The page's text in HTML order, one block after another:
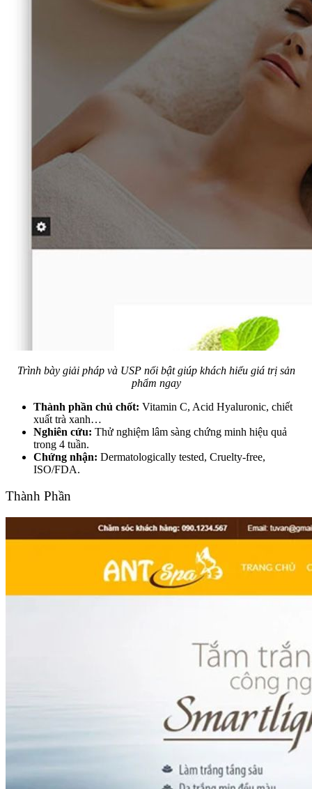
Trình bày giải pháp và USP nổi bật giúp khách hiểu giá trị sản
phẩm ngay
Thành phần chủ chốt: Vitamin C, Acid Hyaluronic, chiết
xuất trà xanh…
Nghiên cứu: Thử nghiệm lâm sàng chứng minh hiệu quả
trong 4 tuần.
Chứng nhận: Dermatologically tested, Cruelty-free,
ISO/FDA.
Thành Phần